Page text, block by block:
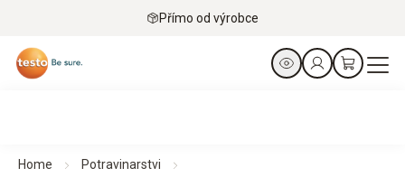
Přímo od výrobce
Home Potravinarstvi